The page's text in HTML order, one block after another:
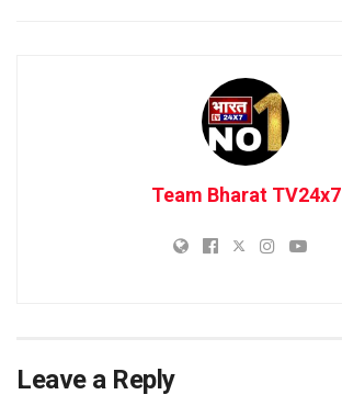
Team Bharat TV24x7
Leave a Reply